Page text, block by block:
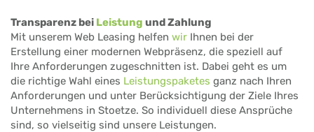
Transparenz bei Leistung und Zahlung
Mit unserem Web Leasing helfen wir Ihnen bei der
Erstellung einer modernen Webpräsenz, die speziell auf
Ihre Anforderungen zugeschnitten ist. Dabei geht es um
die richtige Wahl eines Leistungspaketes ganz nach Ihren
Anforderungen und unter Berücksichtigung der Ziele Ihres
Unternehmens in Stoetze. So individuell diese Ansprüche
sind, so vielseitig sind unsere Leistungen.